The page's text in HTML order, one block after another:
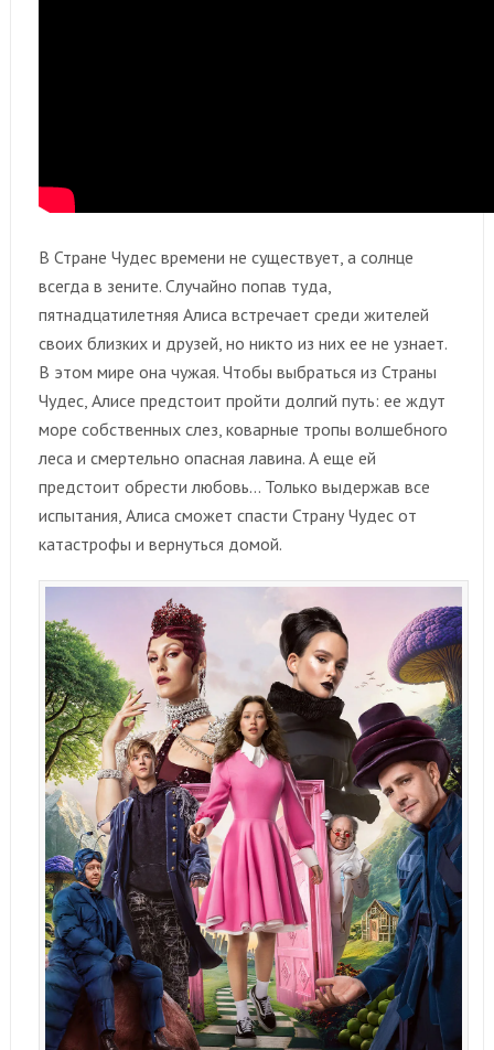
В Стране Чудес времени не существует, а солнце
всегда в зените. Случайно попав туда,
пятнадцатилетняя Алиса встречает среди жителей
своих близких и друзей, но никто из них ее не узнает.
В этом мире она чужая. Чтобы выбраться из Страны
Чудес, Алисе предстоит пройти долгий путь: ее ждут
море собственных слез, коварные тропы волшебного
леса и смертельно опасная лавина. А еще ей
предстоит обрести любовь… Только выдержав все
испытания, Алиса сможет спасти Страну Чудес от
катастрофы и вернуться домой.